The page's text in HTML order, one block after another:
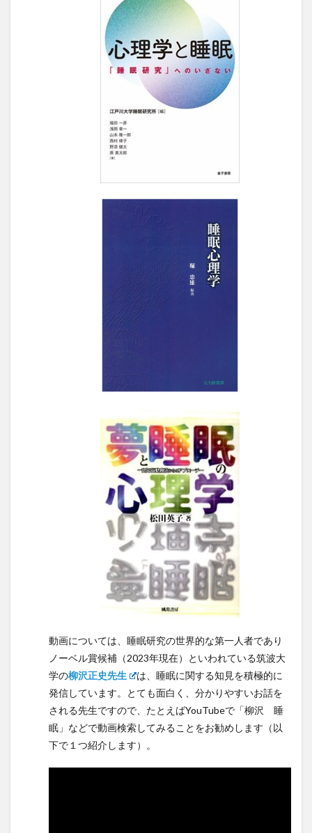
動画については、睡眠研究の世界的な第一人者であり
ノーベル賞候補（2023年現在）といわれている筑波大
学の柳沢正史先生
は、睡眠に関する知見を積極的に
発信しています。とても面白く、分かりやすいお話を
される先生ですので、たとえばYouTubeで「柳沢 睡
眠」などで動画検索してみることをお勧めします（以
下で１つ紹介します）。